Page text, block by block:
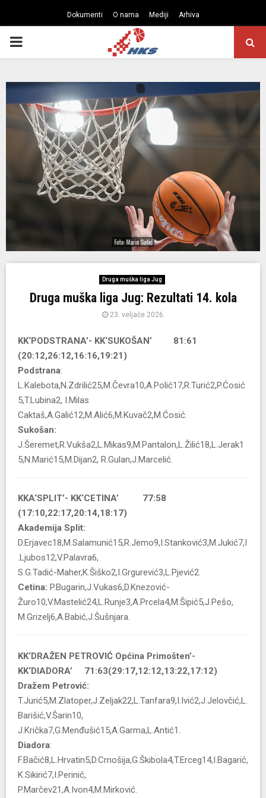
Dokumenti O nama Mediji Arhiva
PRIMARY
Druga muška liga Jug
Druga muška liga Jug: Rezultati 14. kola
23. veljače 2026.
KK‘PODSTRANA’- KK‘SUKOŠAN’ 81:61
(20:12,26:12,16:16,19:21)
Podstrana:
L.Kalebota,N.Zdrilić25,M.Čevra10,A.Polić17,R.Turić2,P.Ćosić
5,T.Lubina2, I.Milas
Caktaš,A.Galić12,M.Alić6,M.Kuvač2,M.Ćosić.
Sukošan:
J.Šeremet,R.Vukša2,L.Mikas9,M.Pantalon,L.Žilić18,L.Jerak1
5,N.Marić15,M.Dijan2, R.Gulan,J.Marcelić.
KKA‘SPLIT’- KK‘CETINA’ 77:58
(17:10,22:17,20:14,18:17)
Akademija Split:
D.Erjavec18,M.Salamunić15,R.Jemo9,I.Stanković3,M.Jukić7,I
.Ljubos12,V.Palavra6,
S.G.Tadić-Maher,K.Šiško2,I.Grgurević3,L.Pjević2.
Cetina: P.Bugarin,J.Vukas6,D.Knezović-
Žuro10,V.Mastelić24,L.Runje3,A.Prcela4,M.Šipić5,J.Pešo,
M.Grizelj6,A.Babić,J.Šušnjara.
KK‘DRAŽEN PETROVIĆ Općina Primošten’-
KK‘DIADORA’ 71:63(29:17,12:12,13:22,17:12)
Dražem Petrović:
T.Jurić5,M.Zlatoper,J.Zeljak22,L.Tanfara9,I.Ivić2,J.Jelovčić,L.
Barišić,V.Šarin10,
J.Krička7,G.Menđušić15,A.Garma,L.Antić1.
Diadora:
F.Bačić8,L.Hrvatin5,D.Crnošija,G.Škibola4,T.Erceg14,I.Bagarić,
K.Sikirić7,I.Perinić,
P.Marčev21,A.Ivon4,M.Mirković.